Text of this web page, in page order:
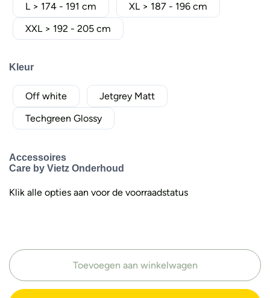
L > 174 - 191 cm
XL > 187 - 196 cm
XXL > 192 - 205 cm
Kleur
Off white
Jetgrey Matt
Techgreen Glossy
Accessoires
Care by Vietz Onderhoud
Klik alle opties aan voor de voorraadstatus
Toevoegen aan winkelwagen